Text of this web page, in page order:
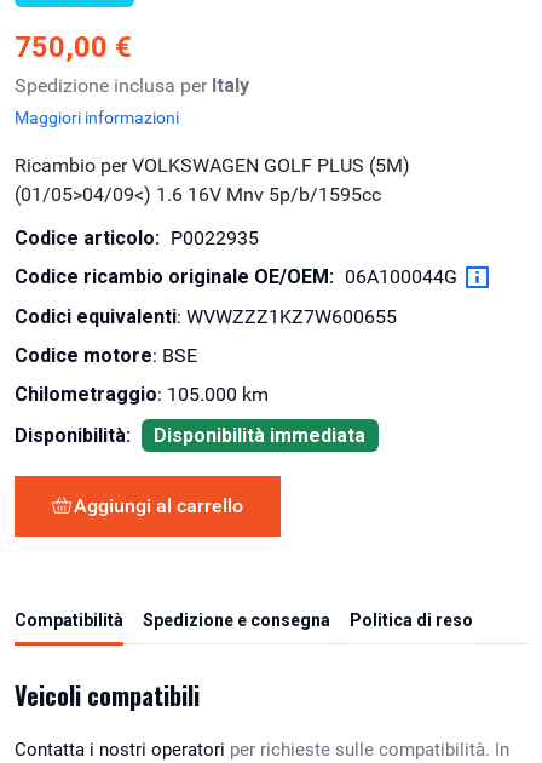
750,00 €
Spedizione inclusa per Italy
Maggiori informazioni
Ricambio per VOLKSWAGEN GOLF PLUS (5M)
(01/05>04/09<) 1.6 16V Mnv 5p/b/1595cc
Codice articolo: P0022935
Codice ricambio originale OE/OEM: 06A100044G
Codici equivalenti: WVWZZZ1KZ7W600655
Codice motore: BSE
Chilometraggio: 105.000 km
Disponibilità:
Disponibilità immediata
Aggiungi al carrello
Compatibilità Spedizione e consegna Politica di reso
Veicoli compatibili
Contatta i nostri operatori per richieste sulle compatibilità. In